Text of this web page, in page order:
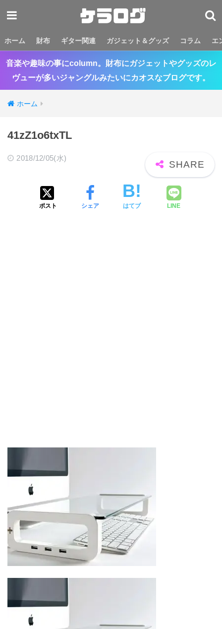
ホーム 財布 ギター関連 ガジェット＆グッズ コラム エ
音楽や趣味の事にcolumn。財布にガジェットやグッズのレ
ヴューが多いジャングルみたいにカオスなブログです。
ホーム
41zZ1o6txTL
2018/12/05(水)
ポスト シェア はてブ LINE